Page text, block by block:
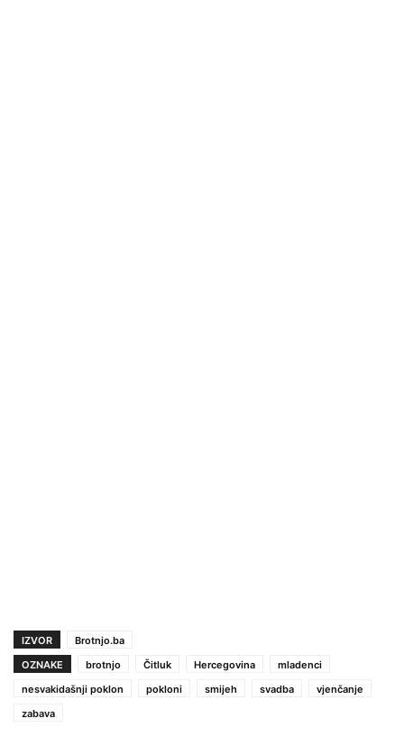
IZVOR
Brotnjo.ba
OZNAKE
brotnjo Čitluk Hercegovina
mladenci
nesvakidašnji poklon
pokloni smijeh svadba
vjenčanje
zabava